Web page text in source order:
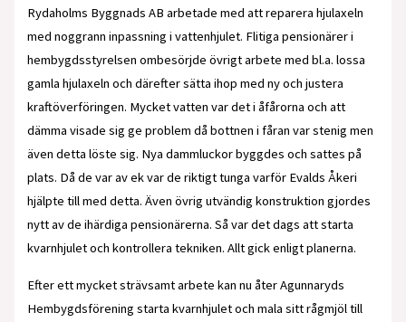
Rydaholms Byggnads AB arbetade med att reparera hjulaxeln
med noggrann inpassning i vattenhjulet. Flitiga pensionärer i
hembygdsstyrelsen ombesörjde övrigt arbete med bl.a. lossa
gamla hjulaxeln och därefter sätta ihop med ny och justera
kraftöverföringen. Mycket vatten var det i åfårorna och att
dämma visade sig ge problem då bottnen i fåran var stenig men
även detta löste sig. Nya dammluckor byggdes och sattes på
plats. Då de var av ek var de riktigt tunga varför Evalds Åkeri
hjälpte till med detta. Även övrig utvändig konstruktion gjordes
nytt av de ihärdiga pensionärerna. Så var det dags att starta
kvarnhjulet och kontrollera tekniken. Allt gick enligt planerna.
Efter ett mycket strävsamt arbete kan nu åter Agunnaryds
Hembygdsförening starta kvarnhjulet och mala sitt rågmjöl till